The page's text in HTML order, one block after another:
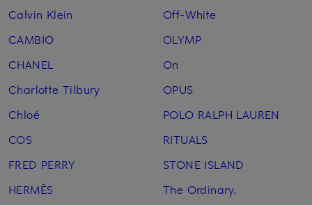
Calvin Klein
CAMBIO
CHANEL
Charlotte Tilbury
Chloé
COS
FRED PERRY
HERMÈS
Off-White
OLYMP
On
OPUS
POLO RALPH LAUREN
RITUALS
STONE ISLAND
The Ordinary.